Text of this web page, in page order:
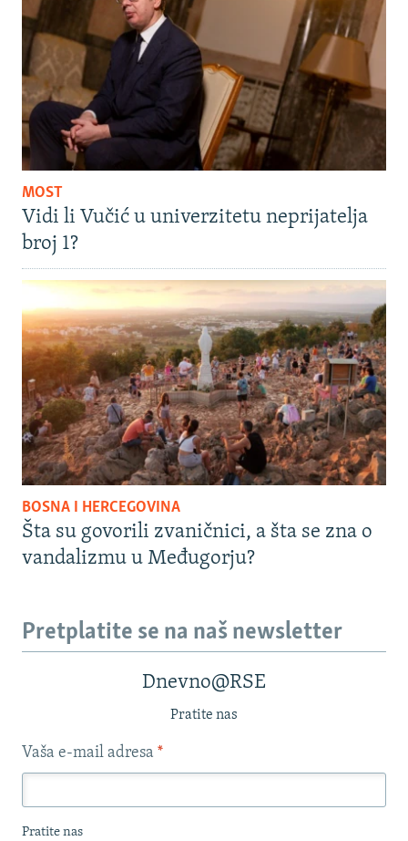
MOST
Vidi li Vučić u univerzitetu neprijatelja
broj 1?
BOSNA I HERCEGOVINA
Šta su govorili zvaničnici, a šta se zna o
vandalizmu u Međugorju?
Pretplatite se na naš newsletter
Dnevno@RSE
Pratite nas
Vaša e-mail adresa *
Pratite nas